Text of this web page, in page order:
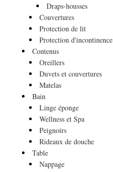
Draps-housses
Couvertures
Protection de lit
Protection d'incontinence
Contenus
Oreillers
Duvets et couvertures
Matelas
Bain
Linge éponge
Wellness et Spa
Peignoirs
Rideaux de douche
Table
Nappage